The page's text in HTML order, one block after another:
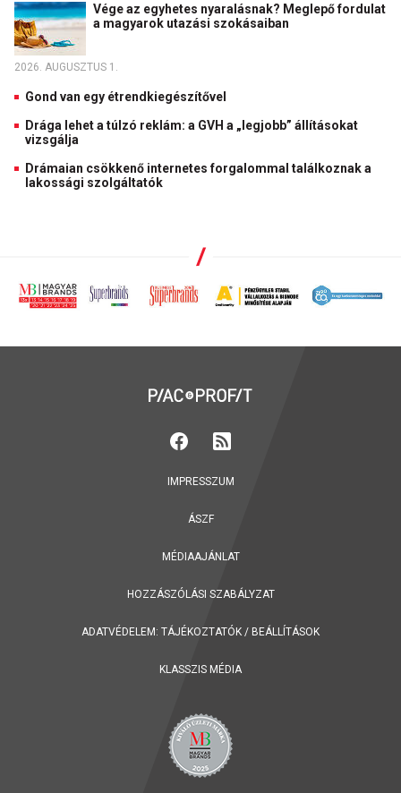
Vége az egyhetes nyaralásnak? Meglepő fordulat
a magyarok utazási szokásaiban
2026. AUGUSZTUS 1.
Gond van egy étrendkiegészítővel
Drága lehet a túlzó reklám: a GVH a „legjobb” állításokat
vizsgálja
Drámaian csökkenő internetes forgalommal találkoznak a
lakossági szolgáltatók
IMPRESSZUM
ÁSZF
MÉDIAAJÁNLAT
HOZZÁSZÓLÁSI SZABÁLYZAT
ADATVÉDELEM: TÁJÉKOZTATÓK / BEÁLLÍTÁSOK
KLASSZIS MÉDIA